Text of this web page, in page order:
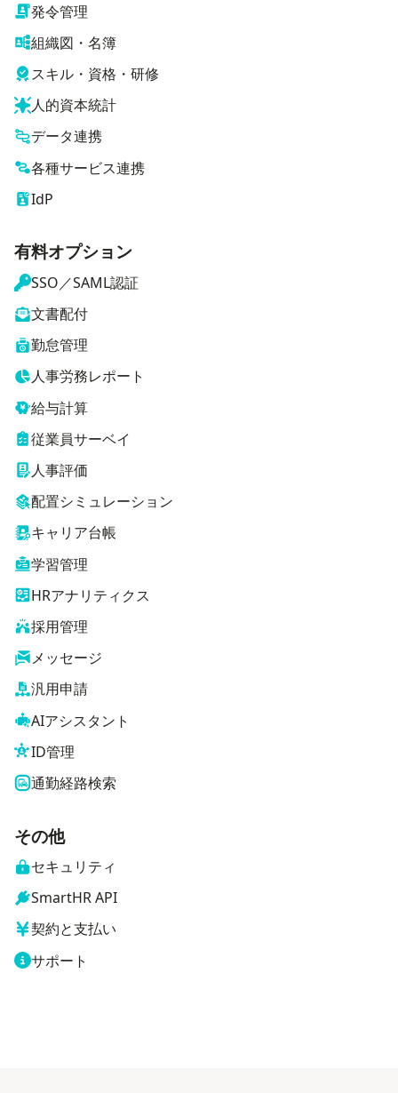
発令管理
組織図・名簿
スキル・資格・研修
人的資本統計
データ連携
各種サービス連携
IdP
有料オプション
SSO／SAML認証
文書配付
勤怠管理
人事労務レポート
給与計算
従業員サーベイ
人事評価
配置シミュレーション
キャリア台帳
学習管理
HRアナリティクス
採用管理
メッセージ
汎用申請
AIアシスタント
ID管理
通勤経路検索
その他
セキュリティ
SmartHR API
契約と支払い
サポート